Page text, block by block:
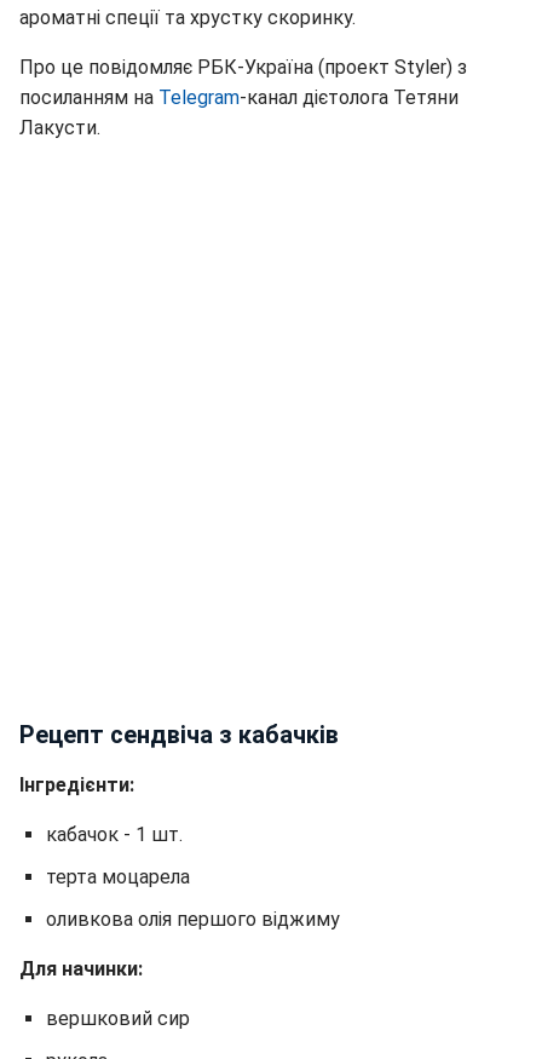
ароматні спеції та хрустку скоринку.
Про це повідомляє РБК-Україна (проект Styler) з
посиланням на Telegram-канал дієтолога Тетяни
Лакусти.
Рецепт сендвіча з кабачків
Інгредієнти:
кабачок - 1 шт.
терта моцарела
оливкова олія першого віджиму
Для начинки:
вершковий сир